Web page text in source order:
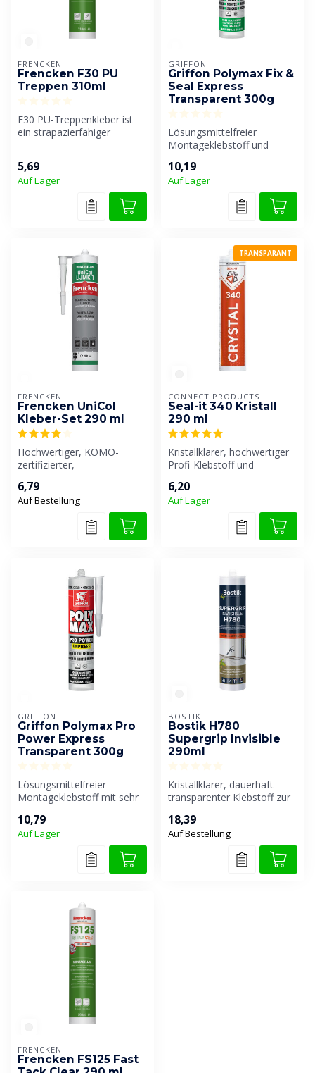
FRENCKEN
Frencken F30 PU
Treppen 310ml
F30 PU-Treppenkleber ist
ein strapazierfähiger
5,69
Auf Lager
GRIFFON
Griffon Polymax Fix &
Seal Express
Transparent 300g
Lösungsmittelfreier
Montageklebstoff und
Elastizität u...
10,19
Auf Lager
FRENCKEN
Frencken UniCol
Kleber-Set 290 ml
Hochwertiger, KOMO-
zertifizierter,
Klebedichtstoff auf Hybridp...
6,79
Auf Bestellung
TRANSPARANT
CONNECT PRODUCTS
Seal-it 340 Kristall
290 ml
Kristallklarer, hochwertiger
Profi-Klebstoff und -
Verkleb...
6,20
Auf Lager
GRIFFON
Griffon Polymax Pro
Power Express
Transparent 300g
Lösungsmittelfreier
Montageklebstoff mit sehr
sehr schne...
10,79
Auf Lager
BOSTIK
Bostik H780
Supergrip Invisible
290ml
Kristallklarer, dauerhaft
transparenter Klebstoff zur
18,39
Auf Bestellung
FRENCKEN
Frencken FS125 Fast